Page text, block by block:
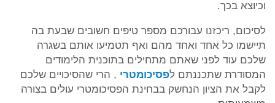
וכיוצא בכך.
לסיכום, ריכזנו עבורכם מספר טיפים חשובים שבעת בה
תיישמו כל אחד ואחד מהם ואף תטמיעו אותם בשגרה
שלכם עוד לפני שאתם מתחילים בתוכנית הלימודים
המסודרת שתכננתם לפסיכומטרי , הרי שהסיכויים שלכם
לקבל את הציון הנחשק בבחינת הפסיכומטרי עולים בצורה